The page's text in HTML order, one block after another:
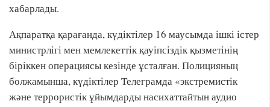
хабарлады.
Ақпаратқа қарағанда, күдіктілер 16 маусымда ішкі істер
министрлігі мен мемлекеттік қауіпсіздік қызметінің
біріккен операциясы кезінде ұсталған. Полицияның
болжамынша, күдіктілер Телеграмда «экстремистік
және террористік ұйымдарды насихаттайтын аудио